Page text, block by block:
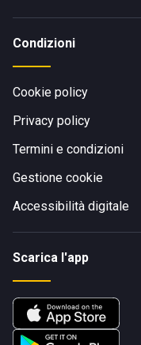
Condizioni
Cookie policy
Privacy policy
Termini e condizioni
Gestione cookie
Accessibilità digitale
Scarica l'app